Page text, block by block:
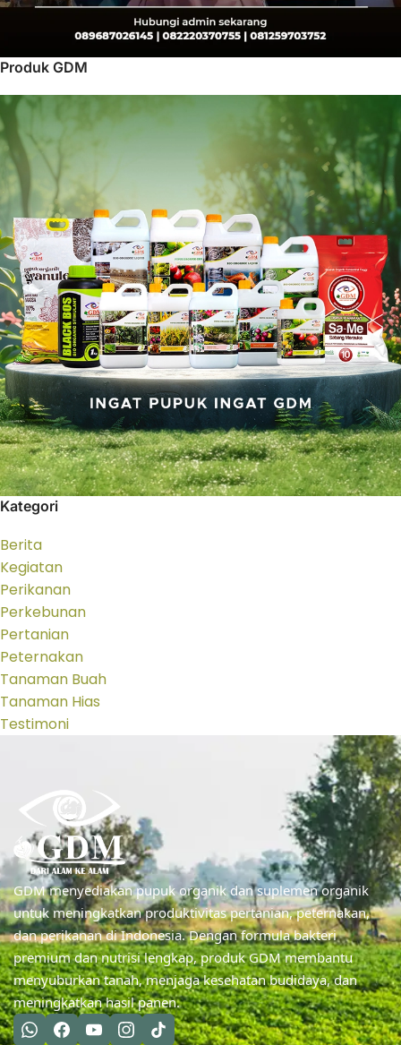
Produk GDM
Kategori
Berita
Kegiatan
Perikanan
Perkebunan
Pertanian
Peternakan
Tanaman Buah
Tanaman Hias
Testimoni
GDM menyediakan pupuk organik dan suplemen organik
untuk meningkatkan produktivitas pertanian, peternakan,
dan perikanan di Indonesia. Dengan formula bakteri
premium dan nutrisi lengkap, produk GDM membantu
menyuburkan tanah, menjaga kesehatan budidaya, dan
meningkatkan hasil panen.